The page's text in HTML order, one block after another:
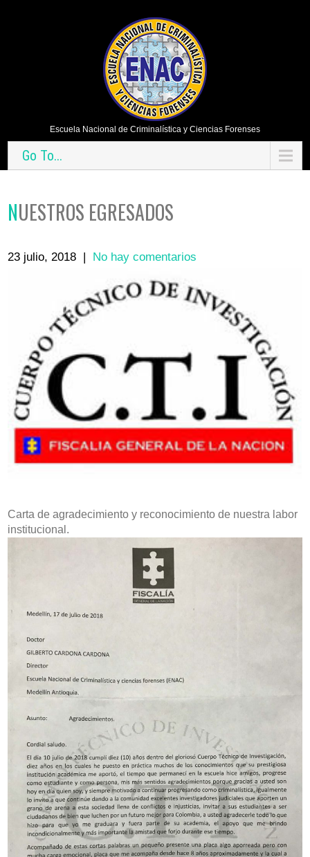
Escuela Nacional de Criminalística y Ciencias Forenses
Go To...
NUESTROS EGRESADOS
23 julio, 2018 | No hay comentarios
Carta de agradecimiento y reconocimiento de nuestra labor
institucional.